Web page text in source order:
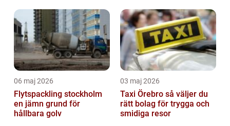
06 maj 2026
Flytspackling stockholm
en jämn grund för
hållbara golv
03 maj 2026
Taxi Örebro så väljer du
rätt bolag för trygga och
smidiga resor